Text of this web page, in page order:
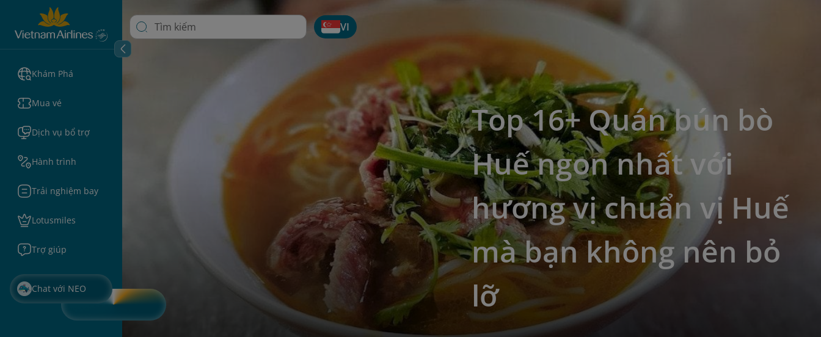
Khám Phá
Mua vé
Dịch vụ bổ trợ
Hành trình
Trải nghiệm bay
Lotusmiles
Trợ giúp
Chat với NEO
VI
Top 16+ Quán bún bò
Huế ngon nhất với
hương vị chuẩn vị Huế
mà bạn không nên bỏ
lỡ